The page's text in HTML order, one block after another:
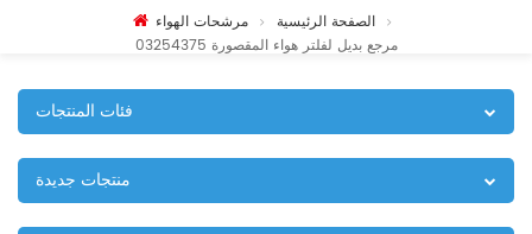
الصفحة الرئيسية
مرشحات الهواء
03254375 مرجع بديل لفلتر هواء المقصورة
فئات المنتجات
منتجات جديدة